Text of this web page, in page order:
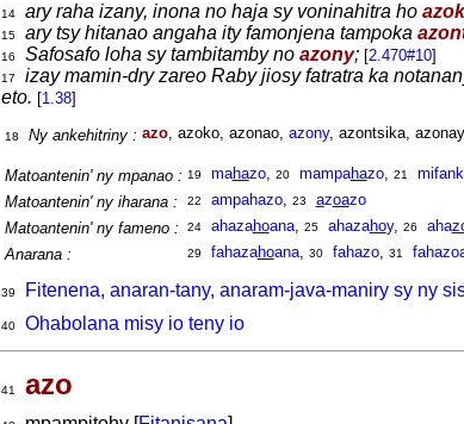
14 ary raha izany, inona no haja sy voninahitra ho
15 ary tsy hitanao angaha ity famonjena tampoka
16 Safosafo loha sy tambitamby no azony; [2.470#10]
17 izay mamin-dry zareo Raby jiosy fatratra ka
eto. [1.38]
18 Ny ankehitriny : azo, azoko, azonao, azony, azontsika,
Matoantenin' ny mpanao : 19 mahazo, 20 mampahazo, 21
Matoantenin' ny iharana :
22 ampahazo, 23 azoazo
Matoantenin' ny fameno :
24 ahazahoana, 25 ahazahoy, 26 aha
Anarana :
29 fahazahoana, 30 fahazo, 31
39
Fitenena, anaran-tany, anaram-java-maniry sy ny
40 Ohabolana misy io teny io
41 azo